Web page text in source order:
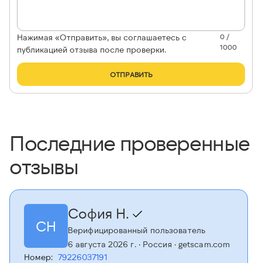
Нажимая «Отправить», вы соглашаетесь с
публикацией отзыва после проверки.
0 /
1000
ОТПРАВИТЬ
Последние проверенные
отзывы
СН
София Н.
Верифицированный пользователь
6 августа 2026 г.· Россия · getscam.com
Номер: 79226037191